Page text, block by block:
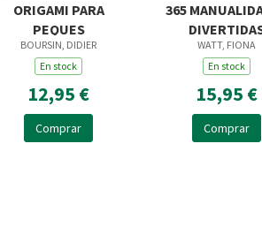
ORIGAMI PARA
PEQUES
BOURSIN, DIDIER
En stock
12,95 €
Comprar
365
WATT, FIONA
En stock
15,95 €
Comprar